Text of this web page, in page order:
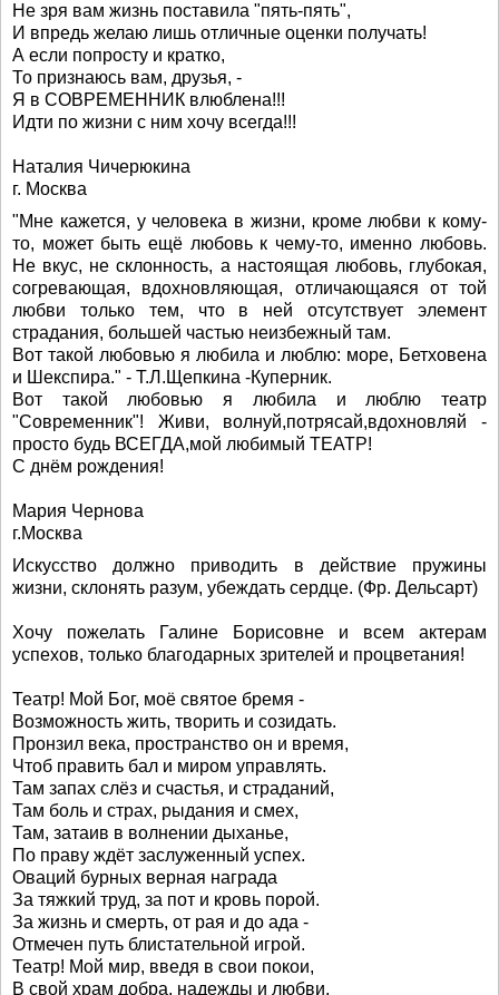
Не зря вам жизнь поставила "пять-пять",
И впредь желаю лишь отличные оценки получать!
А если попросту и кратко,
То признаюсь вам, друзья, -
Я в СОВРЕМЕННИК влюблена!!!
Идти по жизни с ним хочу всегда!!!
Наталия Чичерюкина
г. Москва
"Мне кажется, у человека в жизни, кроме любви к кому-
то, может быть ещё любовь к чему-то, именно любовь.
Не вкус, не склонность, а настоящая любовь, глубокая,
согревающая, вдохновляющая, отличающаяся от той
любви только тем, что в ней отсутствует элемент
страдания, большей частью неизбежный там.
Вот такой любовью я любила и люблю: море, Бетховена
и Шекспира." - Т.Л.Щепкина -Куперник.
Вот такой любовью я любила и люблю театр
"Современник"! Живи, волнуй,потрясай,вдохновляй -
просто будь ВСЕГДА,мой любимый ТЕАТР!
С днём рождения!
Мария Чернова
г.Москва
Искусство должно приводить в действие пружины
жизни, склонять разум, убеждать сердце. (Фр. Дельсарт)
Хочу пожелать Галине Борисовне и всем актерам
успехов, только благодарных зрителей и процветания!
Театр! Мой Бог, моё святое бремя -
Возможность жить, творить и созидать.
Пронзил века, пространство он и время,
Чтоб править бал и миром управлять.
Там запах слёз и счастья, и страданий,
Там боль и страх, рыдания и смех,
Там, затаив в волнении дыханье,
По праву ждёт заслуженный успех.
Оваций бурных верная награда
За тяжкий труд, за пот и кровь порой.
За жизнь и смерть, от рая и до ада -
Отмечен путь блистательной игрой.
Театр! Мой мир, введя в свои покои,
В свой храм добра, надежды и любви,